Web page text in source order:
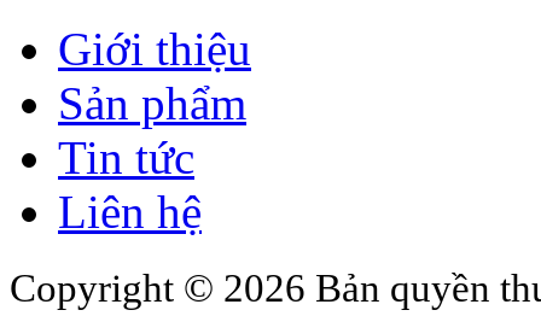
Giới thiệu
Sản phẩm
Tin tức
Liên hệ
Copyright © 2026 Bản quyền